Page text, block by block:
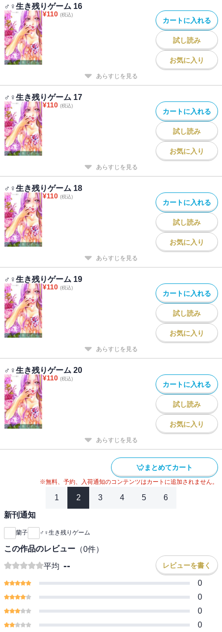
♂♀生き残りゲーム 16
¥110 (税込)
カートに入れる
試し読み
お気に入り
あらすじを見る
♂♀生き残りゲーム 17
¥110 (税込)
カートに入れる
試し読み
お気に入り
あらすじを見る
♂♀生き残りゲーム 18
¥110 (税込)
カートに入れる
試し読み
お気に入り
あらすじを見る
♂♀生き残りゲーム 19
¥110 (税込)
カートに入れる
試し読み
お気に入り
あらすじを見る
♂♀生き残りゲーム 20
¥110 (税込)
カートに入れる
試し読み
お気に入り
あらすじを見る
まとめてカート
※無料、予約、入荷通知のコンテンツはカートに追加されません。
1 2 3 4 5 6
新刊通知
蘭子 ♂♀生き残りゲーム
この作品のレビュー （0件）
平均 -- レビューを書く
0
0
0
0